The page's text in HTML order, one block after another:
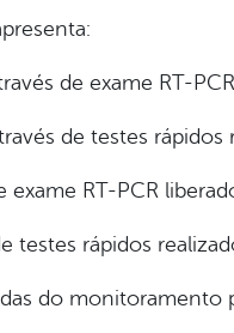
de exame RT-
de testes rápidos
exame RT-PCR
testes rápidos
do monitoramento